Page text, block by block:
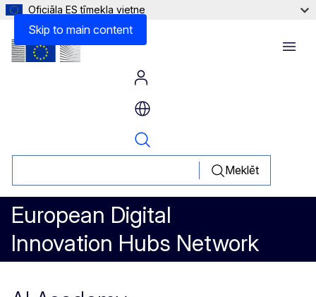
Skip to main content
Oficiāla ES tīmekļa vietne
Meklēt
European Digital
Innovation Hubs Network
Menu